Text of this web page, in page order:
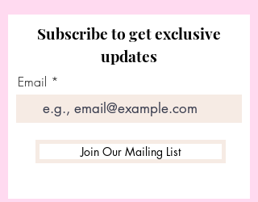
Subscribe to get exclusive
updates
Email
Join Our Mailing List